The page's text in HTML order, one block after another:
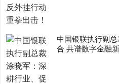
中国银联执行副
合 共谱数字金融